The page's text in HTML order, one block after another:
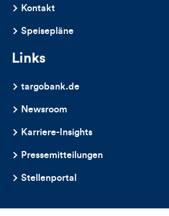
Kontakt
Speisepläne
Links
targobank.de
Newsroom
Karriere-Insights
Pressemitteilungen
Stellenportal